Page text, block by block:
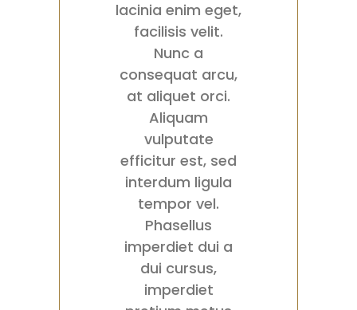
lacinia enim eget,
facilisis velit.
Nunc a
consequat arcu,
at aliquet orci.
Aliquam
vulputate
efficitur est, sed
interdum ligula
tempor vel.
Phasellus
imperdiet dui a
dui cursus,
imperdiet